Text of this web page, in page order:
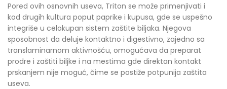
Pored ovih osnovnih useva, Triton se može primenjivati i
kod drugih kultura poput paprike i kupusa, gde se uspešno
integriše u celokupan sistem zaštite biljaka. Njegova
sposobnost da deluje kontaktno i digestivno, zajedno sa
translaminarnom aktivnošću, omogućava da preparat
prodre i zaštiti biljke i na mestima gde direktan kontakt
prskanjem nije moguć, čime se postiže potpunija zaštita
useva.